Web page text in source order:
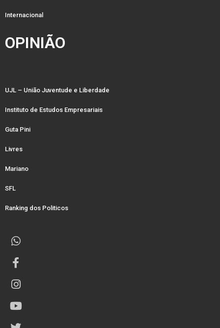
Internacional
OPINIÃO
UJL – União Juventude e Liberdade
Instituto de Estudos Empresariais
Guta Pini
Livres
Mariano
SFL
Ranking dos Politicos